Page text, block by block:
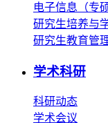
电子信息（专硕
研究生培养与
研究生教育管
学术科研
科研动态
学术会议